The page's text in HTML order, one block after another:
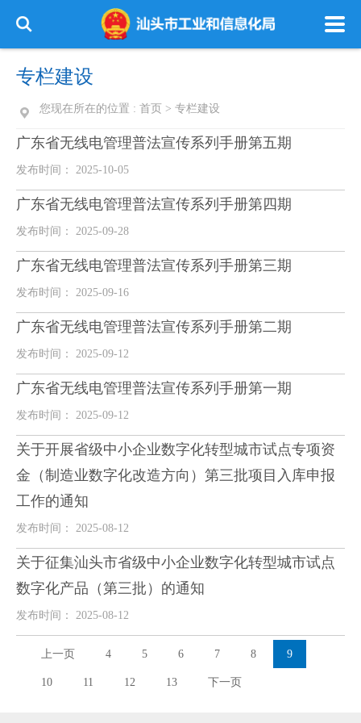
专栏建设
您现在所在的位置 : 首页 > 专栏建设
广东省无线电管理普法宣传系列手册第五期
发布时间： 2025-10-05
广东省无线电管理普法宣传系列手册第四期
发布时间： 2025-09-28
广东省无线电管理普法宣传系列手册第三期
发布时间： 2025-09-16
广东省无线电管理普法宣传系列手册第二期
发布时间： 2025-09-12
广东省无线电管理普法宣传系列手册第一期
发布时间： 2025-09-12
关于开展省级中小企业数字化转型城市试点专项资
金（制造业数字化改造方向）第三批项目入库申报
工作的通知
发布时间： 2025-08-12
关于征集汕头市省级中小企业数字化转型城市试点
数字化产品（第三批）的通知
发布时间： 2025-08-12
上一页 4 5 6 7 8 9
10 11 12 13 下一页